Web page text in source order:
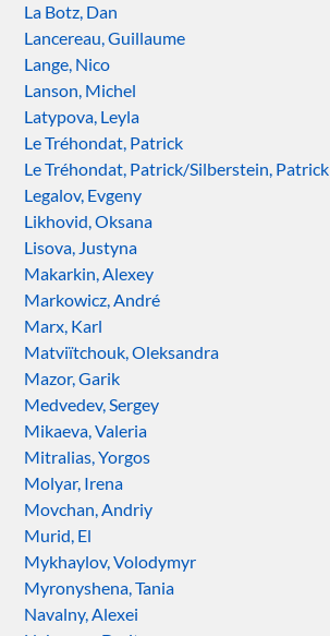
La Botz, Dan
Lancereau, Guillaume
Lange, Nico
Lanson, Michel
Latypova, Leyla
Le Tréhondat, Patrick
Le Tréhondat, Patrick/Silberstein, Patrick
Legalov, Evgeny
Likhovid, Oksana
Lisova, Justyna
Makarkin, Alexey
Markowicz, André
Marx, Karl
Matviïtchouk, Oleksandra
Mazor, Garik
Medvedev, Sergey
Mikaeva, Valeria
Mitralias, Yorgos
Molyar, Irena
Movchan, Andriy
Murid, El
Mykhaylov, Volodymyr
Myronyshena, Tania
Navalny, Alexei